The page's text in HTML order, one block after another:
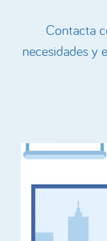
Contacta
necesidades y